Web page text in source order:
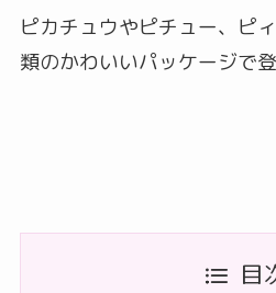
ピカチュウやピチュー、ピ
類のかわいいパッケージで
目